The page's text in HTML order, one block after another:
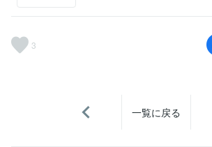
3
一覧に戻る